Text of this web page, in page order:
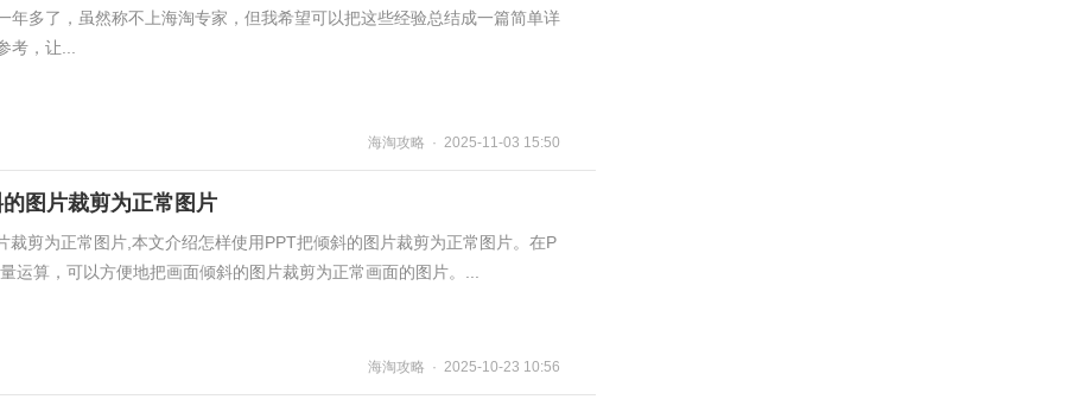
年多了，虽然称不上海淘专家，但我希望可以把这些经验总结成一篇简单详
考，让...
海淘攻略 · 2025-11-03 15:50
图片裁剪为正常图片
裁剪为正常图片,本文介绍怎样使用PPT把倾斜的图片裁剪为正常图片。在P
运算，可以方便地把画面倾斜的图片裁剪为正常画面的图片。...
海淘攻略 · 2025-10-23 10:56